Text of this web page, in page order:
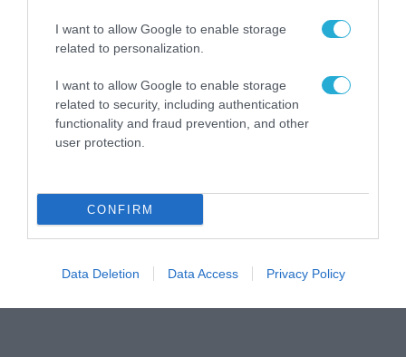
I want to allow Google to enable storage
related to personalization.
I want to allow Google to enable storage
related to security, including authentication
functionality and fraud prevention, and other
user protection.
CONFIRM
Data Deletion Data Access Privacy Policy
ΕΠΙ ΠΑΝΤΟΣ ΕΠΙΣΤΗΤΟΥ
Η ΕΥΡΩΠΗ ΧΩΡΙΣ ΗΓΕΣΙΑ ΔΕΝ ΕΧΕΙ
ΜΕΛΛΟΝ
26.06.2024